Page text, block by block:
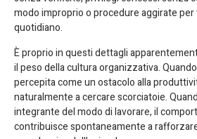
modo improprio o procedure aggirate
quotidiano.
È proprio in questi dettagli
il peso della cultura organizzativa.
percepita come un ostacolo alla
naturalmente a cercare scorciatoie.
integrante del modo di lavorare, il
contribuisce spontaneamente a